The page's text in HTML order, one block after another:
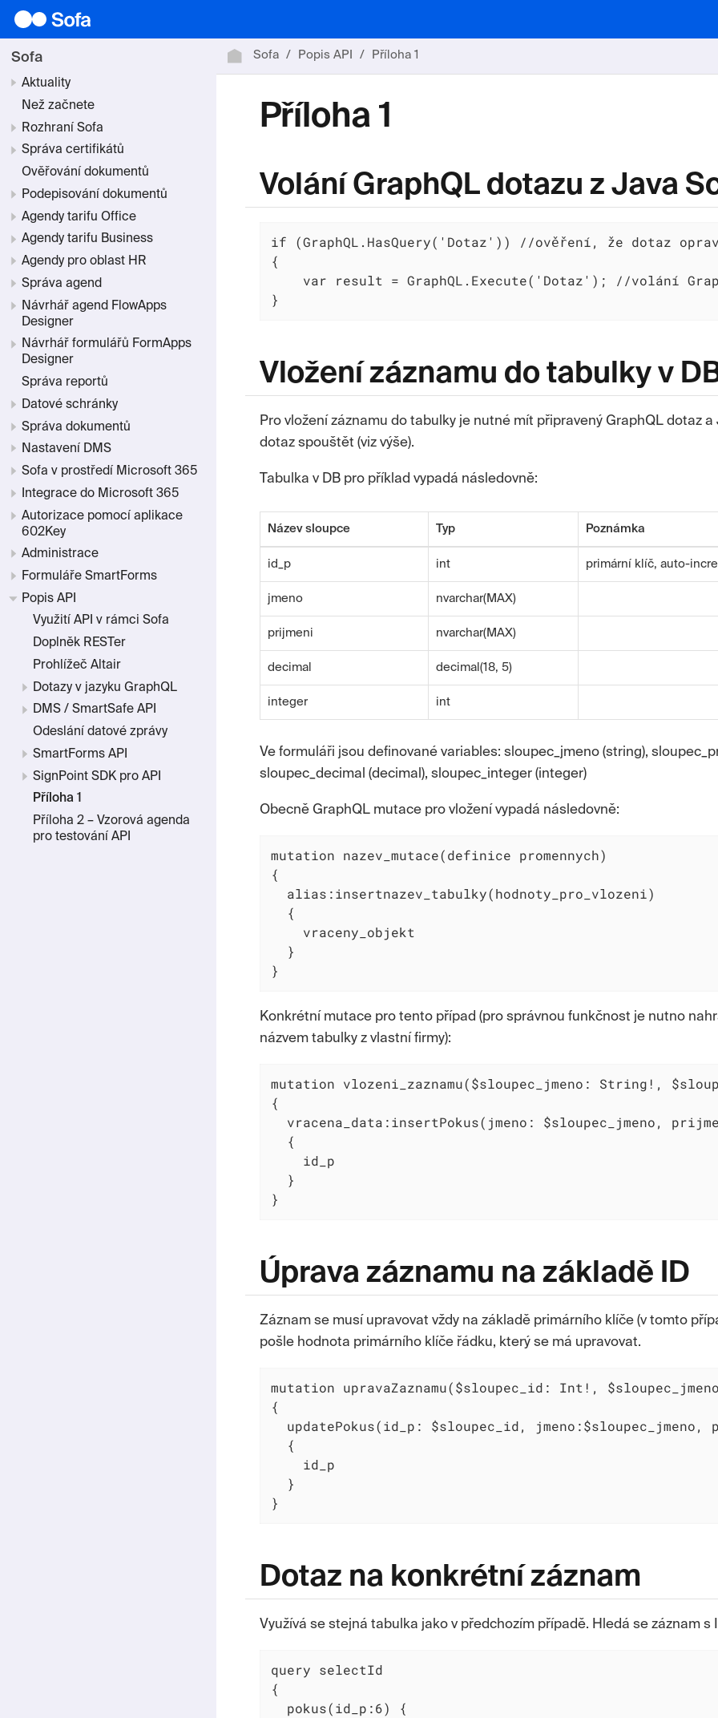
Sofa
Aktuality
Než začnete
Rozhraní Sofa
Správa certifikátů
Ověřování dokumentů
Podepisování dokumentů
Agendy tarifu Office
Agendy tarifu Business
Agendy pro oblast HR
Správa agend
Návrhář agend FlowApps
Designer
Návrhář formulářů FormApps
Designer
Správa reportů
Datové schránky
Správa dokumentů
Nastavení DMS
Sofa v prostředí Microsoft 365
Integrace do Microsoft 365
Autorizace pomocí aplikace
602Key
Administrace
Formuláře SmartForms
Popis API
Využití API v rámci Sofa
Doplněk RESTer
Prohlížeč Altair
Dotazy v jazyku GraphQL
DMS / SmartSafe API
Odeslání datové zprávy
SmartForms API
SignPoint SDK pro API
Příloha 1
Příloha 2 – Vzorová agenda
pro testování API
Sofa Popis API Příloha 1
Příloha 1
Volání GraphQL dotazu z Java
if (GraphQL.HasQuery('Dotaz')) //ověření, že dotaz
{
var result = GraphQL.Execute('Dotaz'); //volání
}
Vložení záznamu do tabulky v
Pro vložení záznamu do tabulky je nutné mít připravený GraphQL dotaz
dotaz spouštět (viz výše).
Tabulka v DB pro příklad vypadá následovně:
Název sloupce Typ Poznámka
id_p int primární klíč, auto-
jmeno nvarchar(MAX)
prijmeni nvarchar(MAX)
decimal decimal(18, 5)
integer int
Ve formuláři jsou definované variables: sloupec_jmeno (string),
sloupec_decimal (decimal), sloupec_integer (integer)
Obecně GraphQL mutace pro vložení vypadá následovně:
mutation nazev_mutace(definice promennych)
{
  alias:insertnazev_tabulky(hodnoty_pro_vlozeni)
  {
    vraceny_objekt
  }
}
Konkrétní mutace pro tento případ (pro správnou funkčnost je nutno
názvem tabulky z vlastní firmy):
mutation vlozeni_zaznamu($sloupec_jmeno: String!,
{
vracena_data:insertPokus(jmeno: $sloupec_jmeno,
  {
    id_p
  }
}
Úprava záznamu na základě ID
Záznam se musí upravovat vždy na základě primárního klíče (v tomto
pošle hodnota primárního klíče řádku, který se má upravovat.
mutation upravaZaznamu($sloupec_id: Int!,
{
updatePokus(id_p: $sloupec_id, jmeno:$sloupec_jmeno,
  {
    id_p
  }
}
Dotaz na konkrétní záznam
Využívá se stejná tabulka jako v předchozím případě. Hledá se záznam s
query selectId
{
  pokus(id_p:6) {